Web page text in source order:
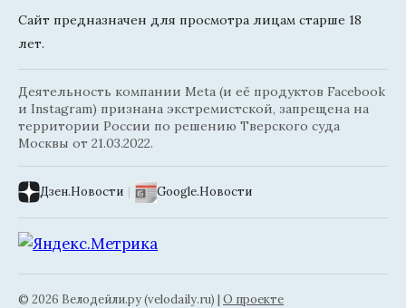
Сайт предназначен для просмотра лицам старше 18
лет.
Деятельность компании Meta (и её продуктов Facebook
и Instagram) признана экстремистской, запрещена на
территории России по решению Тверского суда
Москвы от 21.03.2022.
Дзен.Новости | Google.Новости
© 2026 Велодейли.ру (velodaily.ru) | О проекте